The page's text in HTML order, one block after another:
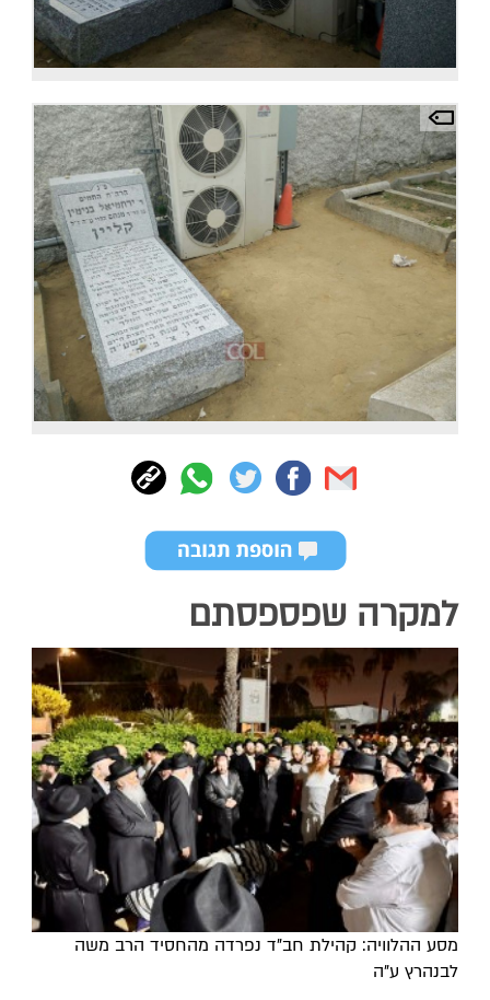
למקרה שפספסתם
מסע ההלוויה: קהילת חב"ד נפרדה מהחסיד הרב משה
לבנהרץ ע"ה